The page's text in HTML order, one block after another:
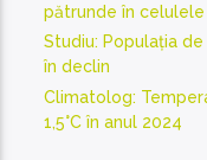
pătrunde în
Studiu: Populația
în declin
Climatolog:
1,5°C în anul 2024